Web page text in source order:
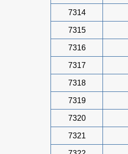
7314
7315
7316
7317
7318
7319
7320
7321